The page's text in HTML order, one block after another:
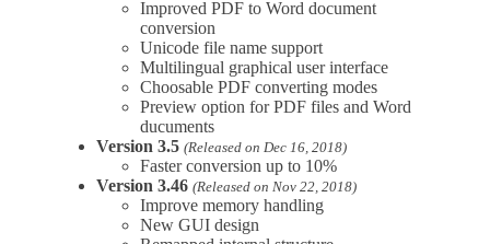
Improved PDF to Word document
conversion
Unicode file name support
Multilingual graphical user interface
Choosable PDF converting modes
Preview option for PDF files and Word
ducuments
Version 3.5 (Released on Dec 16, 2018)
Faster conversion up to 10%
Version 3.46 (Released on Nov 22, 2018)
Improve memory handling
New GUI design